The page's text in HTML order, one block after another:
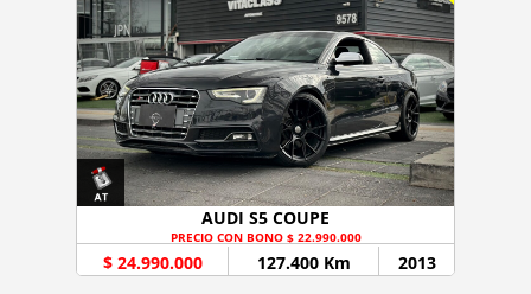
AUDI S5 COUPE
PRECIO CON BONO $ 22.990.000
$ 24.990.000 127.400 Km 2013